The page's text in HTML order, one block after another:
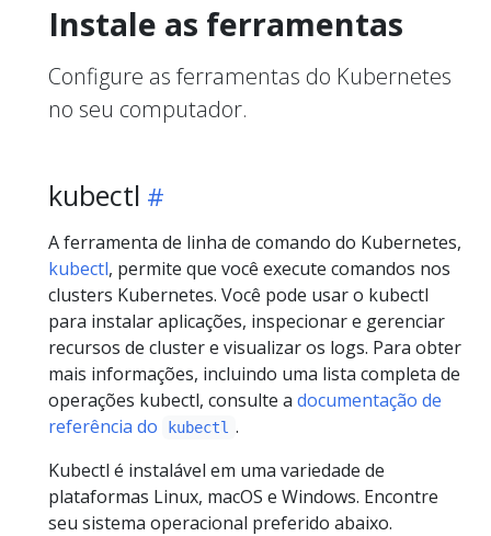
Instale as ferramentas
Configure as ferramentas do Kubernetes
no seu computador.
kubectl
A ferramenta de linha de comando do Kubernetes,
kubectl, permite que você execute comandos nos
clusters Kubernetes. Você pode usar o kubectl
para instalar aplicações, inspecionar e gerenciar
recursos de cluster e visualizar os logs. Para obter
mais informações, incluindo uma lista completa de
operações kubectl, consulte a documentação de
referência do
kubectl .
Kubectl é instalável em uma variedade de
plataformas Linux, macOS e Windows. Encontre
seu sistema operacional preferido abaixo.